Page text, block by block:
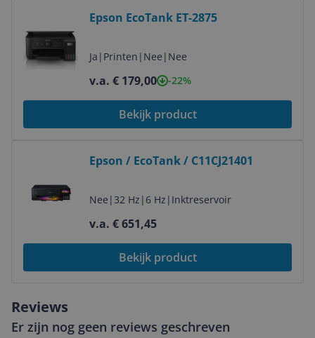
Epson EcoTank ET-2875
Ja | Printen | Nee | Nee
v.a. € 179,00 -22%
Bekijk product
Epson / EcoTank / C11CJ21401
Nee | 32 Hz | 6 Hz | Inktreservoir
v.a. € 651,45
Bekijk product
Reviews
Er zijn nog geen reviews geschreven